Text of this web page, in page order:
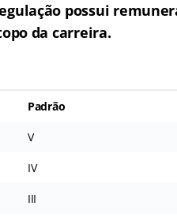
possui
da carreira.
Padrão
V
IV
III